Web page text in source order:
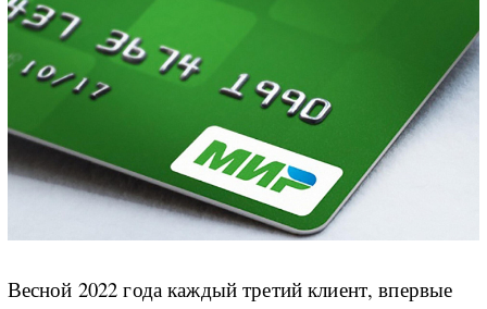
Весной 2022 года каждый третий клиент, впервые